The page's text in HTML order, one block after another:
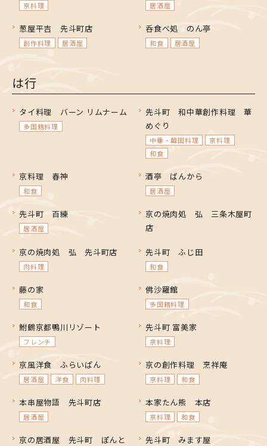
京料理 居酒屋
葱屋平吉 先斗町店
創作料理 居酒屋
呑食べ処 のん亭
和食 居酒屋
は行
タイ料理 バーン リムナーム
多国籍料理
先斗町 和中華創作料理 華
めぐり
中華・韓国料理
京料理
和食
京料理 春神
和食
酒亭 ばんから
居酒屋
先斗町 百練
居酒屋
京の焼肉処 弘 三条木屋町
店
京の焼肉処 弘 先斗町店
肉料理
先斗町 ふじ田
和食
藤の家
和食
佛沙羅館
多国籍料理
鮒鶴京都鴨川リゾート
フレンチ
先斗町 富美家
京料理
京風洋食 ふらいぱん
居酒屋 洋食 肉料理
京の創作料理 烹祥庵
京料理 和食
本串屋物語 先斗町店
居酒屋
本家たん熊 本店
京料理 和食
京の居酒屋 先斗町 ぽんと 先斗町 みます屋